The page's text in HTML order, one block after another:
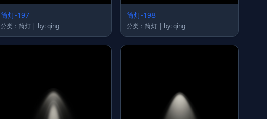
筒灯-197
分类：筒灯 | by: qing
筒灯-198
分类：筒灯 | by: qing